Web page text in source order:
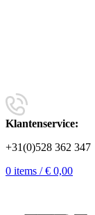
Klantenservice:
+31(0)528 362 347
0 items / € 0,00